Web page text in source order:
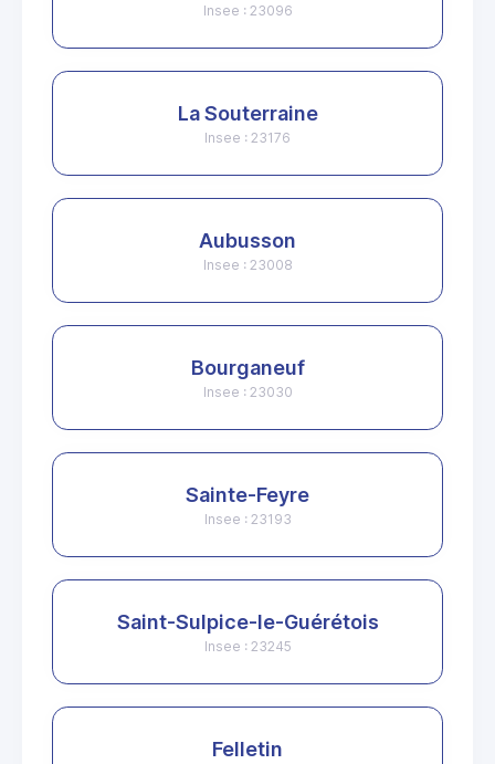
Insee : 23096
La Souterraine
Insee : 23176
Aubusson
Insee : 23008
Bourganeuf
Insee : 23030
Sainte-Feyre
Insee : 23193
Saint-Sulpice-le-Guérétois
Insee : 23245
Felletin